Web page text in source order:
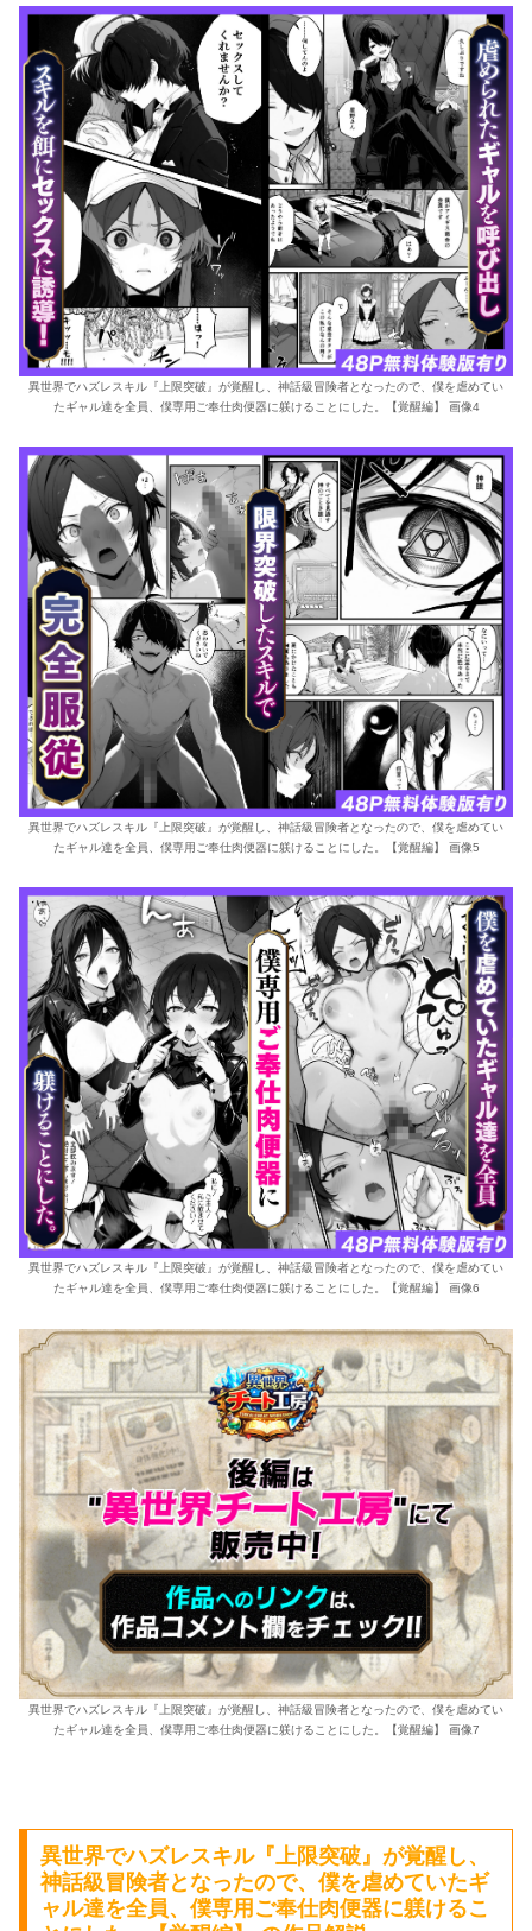
異世界でハズレスキル『上限突破』が覚醒し、神話級冒険者となったので、僕を虐めてい
たギャル達を全員、僕専用ご奉仕肉便器に躾けることにした。【覚醒編】 画像4
異世界でハズレスキル『上限突破』が覚醒し、神話級冒険者となったので、僕を虐めてい
たギャル達を全員、僕専用ご奉仕肉便器に躾けることにした。【覚醒編】 画像5
異世界でハズレスキル『上限突破』が覚醒し、神話級冒険者となったので、僕を虐めてい
たギャル達を全員、僕専用ご奉仕肉便器に躾けることにした。【覚醒編】 画像6
異世界でハズレスキル『上限突破』が覚醒し、神話級冒険者となったので、僕を虐めてい
たギャル達を全員、僕専用ご奉仕肉便器に躾けることにした。【覚醒編】 画像7
異世界でハズレスキル『上限突破』が覚醒し、
神話級冒険者となったので、僕を虐めていたギ
ャル達を全員、僕専用ご奉仕肉便器に躾けるこ